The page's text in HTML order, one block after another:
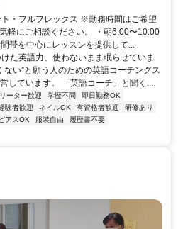
・フルフレックス ※勤務時間はご希望
軽にご相談ください。 ・朝6:00〜10:00
帯を中心にレッスンを提供して...
た英語力、使わないまま眠らせていま
ない”と願う人のための英語コーチングス
しています。 「英語コーチ」と聞く...
ーター歓迎 学歴不問
即日勤務OK
験者歓迎 ネイルOK 有資格者歓迎
研修あり
アスOK 服装自由
履歴書不要